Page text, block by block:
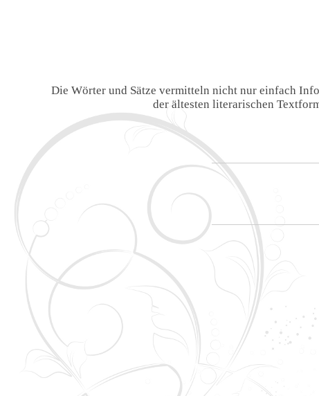
Die Wörter und Sätze vermitteln nicht nur einfach
der ältesten literarischen